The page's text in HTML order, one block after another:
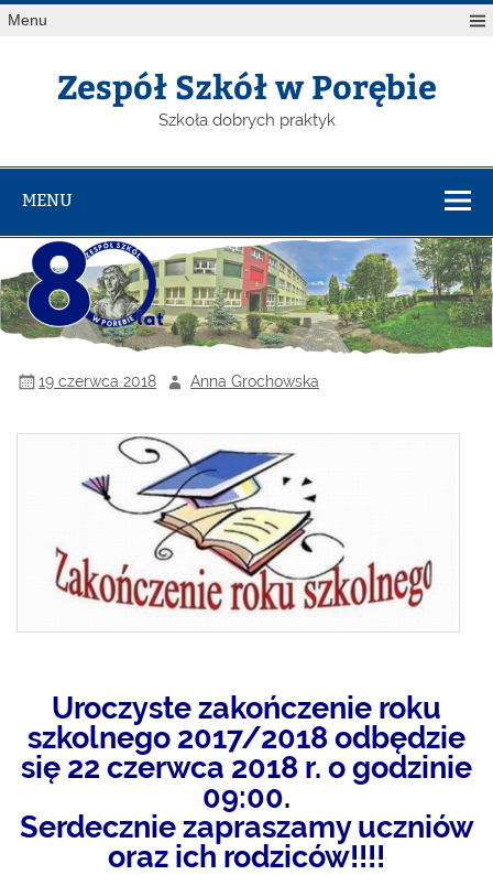
Menu
Zespół Szkół w Porębie
Szkoła dobrych praktyk
MENU
19 czerwca 2018 Anna Grochowska
Uroczyste zakończenie roku
szkolnego 2017/2018 odbędzie
się 22 czerwca 2018 r. o godzinie
09:00.
Serdecznie zapraszamy uczniów
oraz ich rodziców!!!!